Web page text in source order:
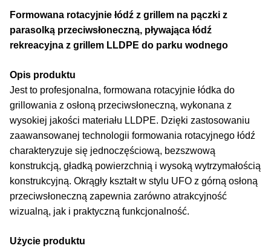
Formowana rotacyjnie łódź z grillem na pączki z
parasolką przeciwsłoneczną, pływająca łódź
rekreacyjna z grillem LLDPE do parku wodnego
Opis produktu
Jest to profesjonalna, formowana rotacyjnie łódka do
grillowania z osłoną przeciwsłoneczną, wykonana z
wysokiej jakości materiału LLDPE. Dzięki zastosowaniu
zaawansowanej technologii formowania rotacyjnego łódź
charakteryzuje się jednoczęściową, bezszwową
konstrukcją, gładką powierzchnią i wysoką wytrzymałością
konstrukcyjną. Okrągły kształt w stylu UFO z górną osłoną
przeciwsłoneczną zapewnia zarówno atrakcyjność
wizualną, jak i praktyczną funkcjonalność.
Użycie produktu